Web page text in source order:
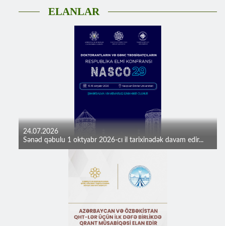
ELANLAR
24.07.2026
Sənəd qəbulu 1 oktyabr 2026-cı il tarixinədək davam edir...